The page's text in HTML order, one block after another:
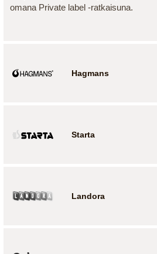
omana Private label -ratkaisuna.
Hagmans
Starta
Landora